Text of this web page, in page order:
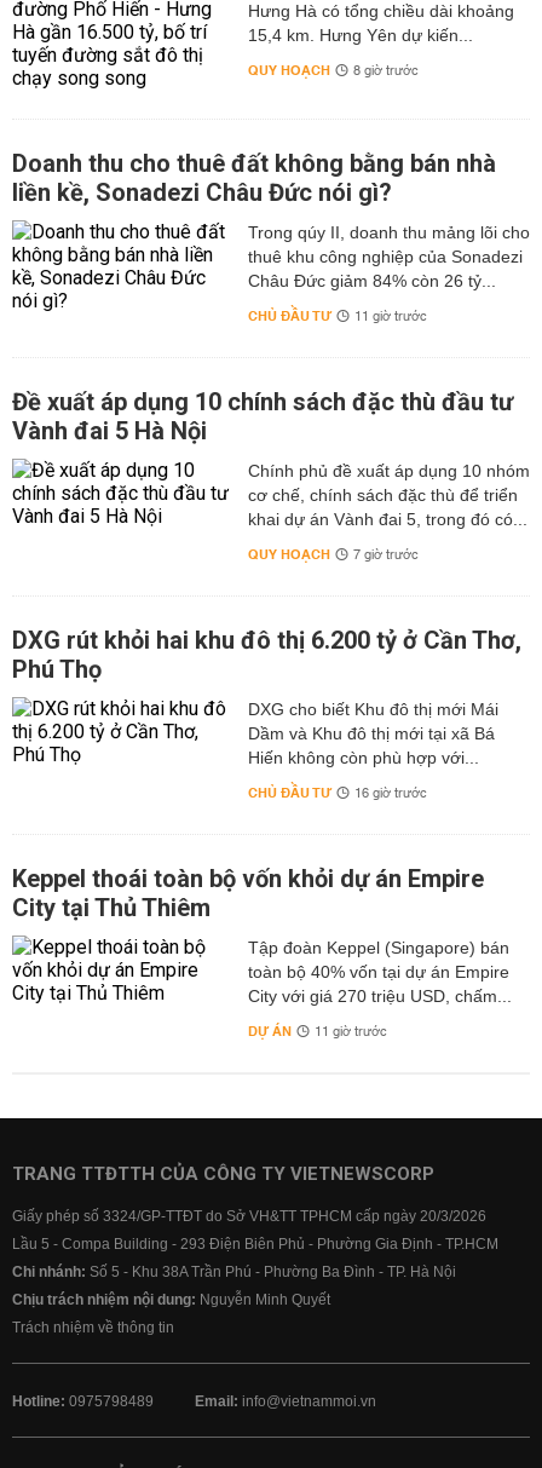
Hưng Hà có tổng chiều dài khoảng
15,4 km. Hưng Yên dự kiến...
QUY HOẠCH 8 giờ trước
Doanh thu cho thuê đất không bằng bán nhà
liền kề, Sonadezi Châu Đức nói gì?
Trong qúy II, doanh thu mảng lõi cho
thuê khu công nghiệp của Sonadezi
Châu Đức giảm 84% còn 26 tỷ...
CHỦ ĐẦU TƯ 11 giờ trước
Đề xuất áp dụng 10 chính sách đặc thù đầu tư
Vành đai 5 Hà Nội
Chính phủ đề xuất áp dụng 10 nhóm
cơ chế, chính sách đặc thù để triển
khai dự án Vành đai 5, trong đó có...
QUY HOẠCH 7 giờ trước
DXG rút khỏi hai khu đô thị 6.200 tỷ ở Cần Thơ,
Phú Thọ
DXG cho biết Khu đô thị mới Mái
Dầm và Khu đô thị mới tại xã Bá
Hiến không còn phù hợp với...
CHỦ ĐẦU TƯ 16 giờ trước
Keppel thoái toàn bộ vốn khỏi dự án Empire
City tại Thủ Thiêm
Tập đoàn Keppel (Singapore) bán
toàn bộ 40% vốn tại dự án Empire
City với giá 270 triệu USD, chấm...
DỰ ÁN 11 giờ trước
TRANG TTĐTTH CỦA CÔNG TY VIETNEWSCORP
Giấy phép số 3324/GP-TTĐT do Sở VH&TT TPHCM cấp ngày 20/3/2026
Lầu 5 - Compa Building - 293 Điện Biên Phủ - Phường Gia Định - TP.HCM
Chi nhánh: Số 5 - Khu 38A Trần Phú - Phường Ba Đình - TP. Hà Nội
Chịu trách nhiệm nội dung: Nguyễn Minh Quyết
Trách nhiệm về thông tin
Hotline: 0975798489 Email: info@vietnammoi.vn